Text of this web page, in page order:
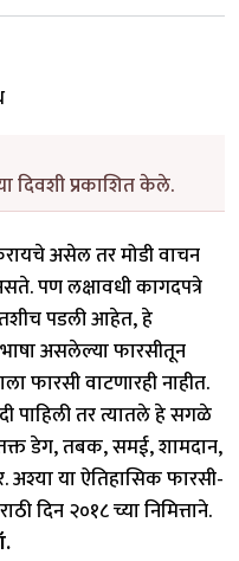
दिवशी प्रकाशित केले.
असेल तर मोडी वाचन
पण लक्षावधी कागदपत्रे
पडली आहेत, हे
असलेल्या फारसीतून
वाटणारही नाहीत.
पाहिली तर त्यातले हे सगळे
डेग, तबक, समई, शामदान,
अश्या या ऐतिहासिक फारसी-
दिन २०१८ च्या निमित्ताने.